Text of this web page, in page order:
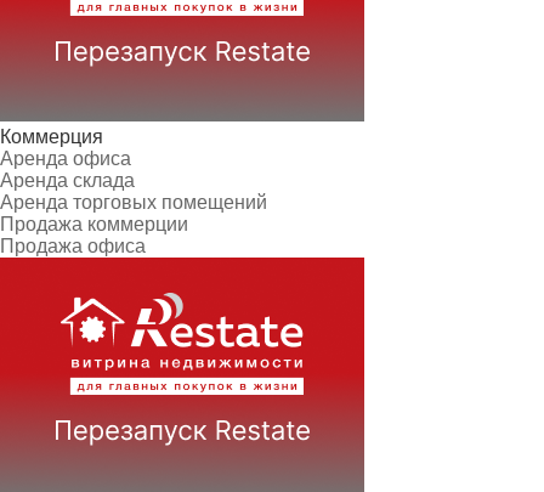
Коммерция
Аренда офиса
Аренда склада
Аренда торговых помещений
Продажа коммерции
Продажа офиса